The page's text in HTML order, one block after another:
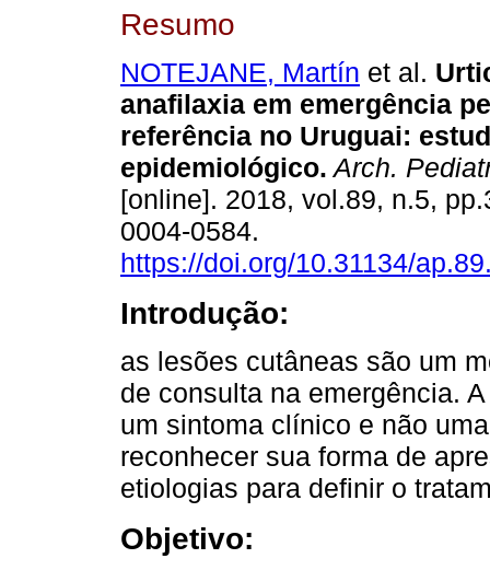
Resumo
NOTEJANE, Martín et al.
anafilaxia em emergência
referência no Uruguai:
epidemiológico. Arch.
[online]. 2018, vol.89, n.5,
0004-0584.
https://doi.org/10.31134/
Introdução:
as lesões cutâneas são um
de consulta na emergência.
um sintoma clínico e não
reconhecer sua forma de
etiologias para definir o
Objetivo: